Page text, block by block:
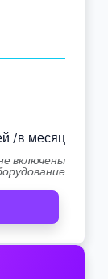
/в месяц
включены